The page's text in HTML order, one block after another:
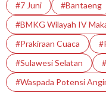
#7 Juni #bantaeng
#BMKG Wilayah IV
#Prakiraan Cuaca
#Sulawesi Selatan
#Waspada Potensi